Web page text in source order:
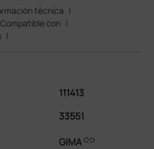
técnica |
Compatible con |
|
111413
33551
GIMAlink